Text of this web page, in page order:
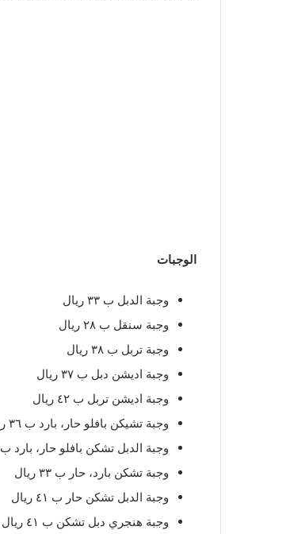
الوجبات
وجبة الدبل ب ٣٣ ريال
وجبة سنقل ب ٢٨ ريال
وجبة تربل ب ٣٨ ريال
وجبة اديشن دبل ب ٣٧ ريال
وجبة اديشن تربل ب ٤٢ ريال
وجبة تشيكن بافلو حار، بارد ب ٣٦ ريال
وجبة الدبل تشكن بافلو حار، بارد ب ٤٤ ريال
وجبة تشكن بارد، حار ب ٣٣ ريال
وجبة الدبل تشكن حار ب ٤١ ريال
وجبة هنجري دبل تشكن ب ٤١ ريال